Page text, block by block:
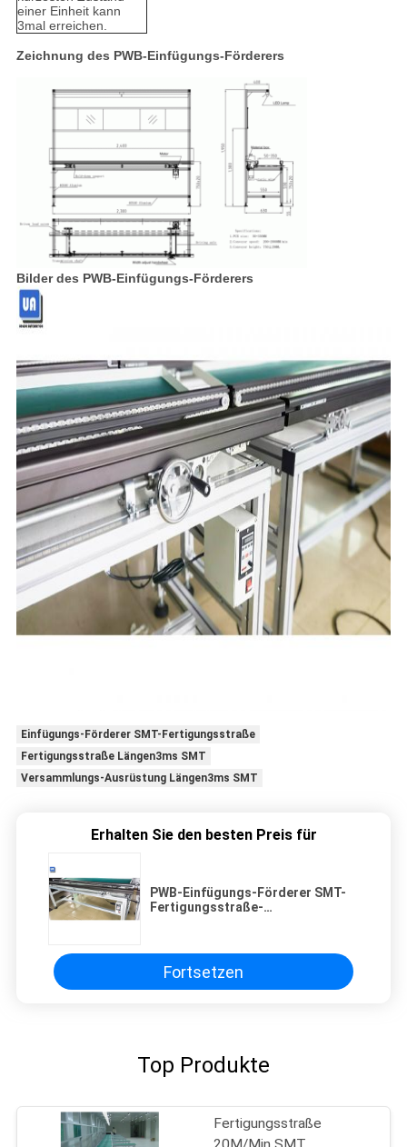
einer Einheit kann
3mal erreichen.
Zeichnung des PWB-Einfügungs-Förderers
Bilder des PWB-Einfügungs-Förderers
Einfügungs-Förderer SMT-Fertigungsstraße
Fertigungsstraße Längen3ms SMT
Versammlungs-Ausrüstung Längen3ms SMT
Erhalten Sie den besten Preis für
PWB-Einfügungs-Förderer SMT-
Fertigungsstraße-
Fortsetzen
Top Produkte
Fertigungsstraße